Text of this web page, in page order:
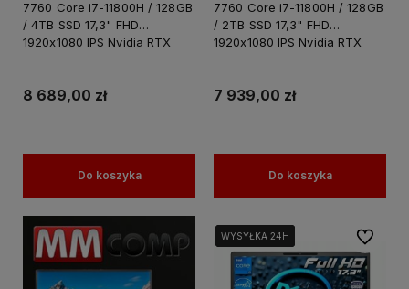
7760 Core i7-11800H / 128GB
/ 4TB SSD 17,3" FHD
1920x1080 IPS Nvidia RTX
Projektowania
8 689,00 zł
Do koszyka
7760 Core i7-11800H / 128GB
/ 2TB SSD 17,3" FHD
1920x1080 IPS Nvidia RTX
Projektowania
7 939,00 zł
Do koszyka
WYSYŁKA 24H
WYSYŁKA 24H
WYSYŁKA 24H Do